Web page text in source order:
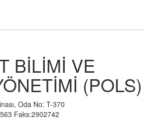
BİLİMİ VE
(POLS)
Oda No: T-370
Faks:2902742